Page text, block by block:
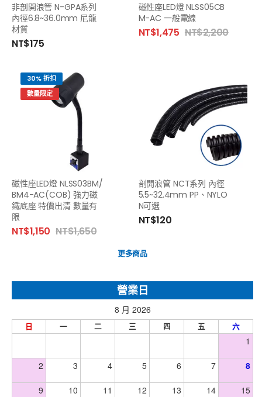
非剖開浪管 N-GPA系列
內徑6.8~36.0mm 尼龍
材質
NT$175
磁性座LED燈 NLSS05CB
M-AC 一般電線
NT$1,475 NT$2,200
30% 折扣
數量限定
磁性座LED燈 NLSS03BM/
BM4-AC(COB) 強力磁
鐵底座 特價出清 數量有
限
NT$1,150 NT$1,650
剖開浪管 NCT系列 內徑
5.5~32.4mm PP、NYLO
N可選
NT$120
更多商品
營業日
8 月 2026
日 一 二 三 四 五 六
1
2 3 4 5 6 7 8
9 10 11 12 13 14 15